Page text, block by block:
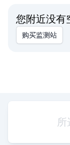
您附近没有
购买监测站